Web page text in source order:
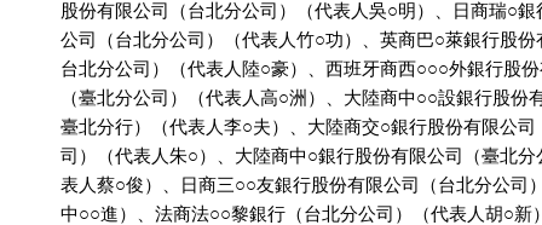
股份有限公司（台北分公司）（代表人吳○明）、日商瑞○
公司（台北分公司）（代表人竹○功）、英商巴○萊銀行股
台北分公司）（代表人陸○豪）、西班牙商西○○○外銀行股
（臺北分公司）（代表人高○洲）、大陸商中○○設銀行股份
臺北分行）（代表人李○夫）、大陸商交○銀行股份有限公
司）（代表人朱○）、大陸商中○銀行股份有限公司（臺北
表人蔡○俊）、日商三○○友銀行股份有限公司（台北分公司
中○○進）、法商法○○黎銀行（台北分公司）（代表人胡○新